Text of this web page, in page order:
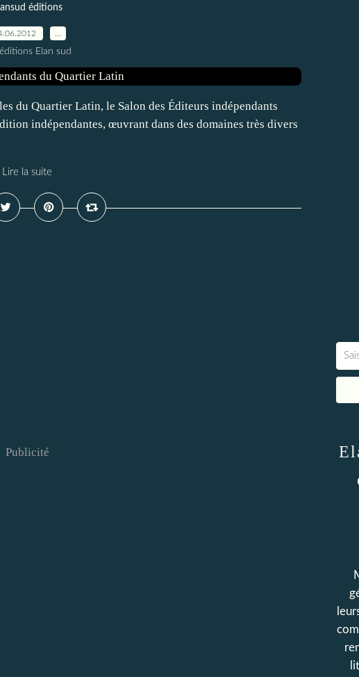
éditions
Elan sud
du Quartier Latin, le Salon des Éditeurs indépendants
indépendantes, œuvrant dans des domaines très divers
Lire la suite
Publicité